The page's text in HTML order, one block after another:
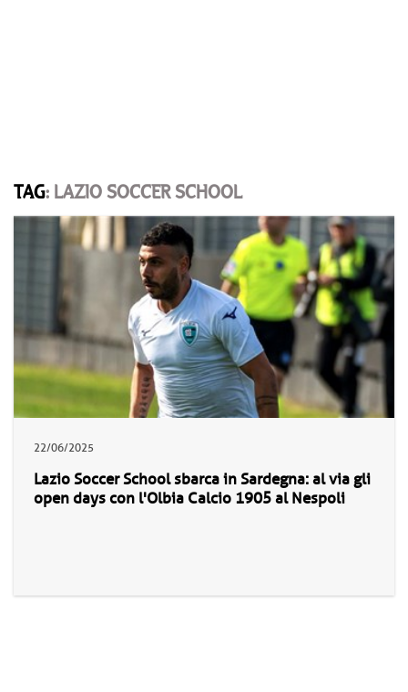
TAG: LAZIO SOCCER SCHOOL
22/06/2025
Lazio Soccer School sbarca in Sardegna: al via gli
open days con l'Olbia Calcio 1905 al Nespoli